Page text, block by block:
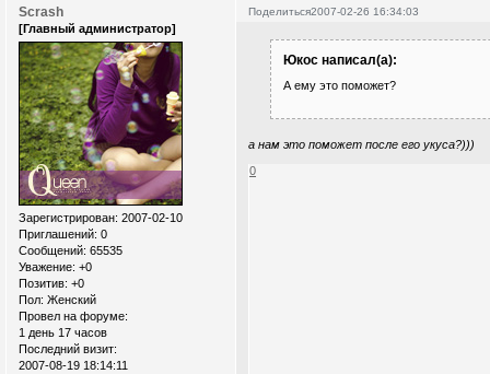
Поделиться2007-02-26 16:34:03
Scrash
[Главный администратор]
Зарегистрирован: 2007-02-10
Приглашений: 0
Сообщений: 65535
Уважение: +0
Позитив: +0
Пол: Женский
Провел на форуме:
1 день 17 часов
Последний визит:
2007-08-19 18:14:11
Юкос написал(а):
А ему это поможет?
а нам это поможет после его укуса?)))
0